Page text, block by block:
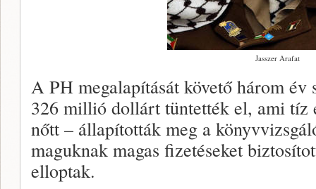
Jasszer Arafat
A PH megalapítását követő három év
326 millió dollárt tüntették el, ami tíz
nőtt – állapították meg a
maguknak magas fizetéseket
elloptak.